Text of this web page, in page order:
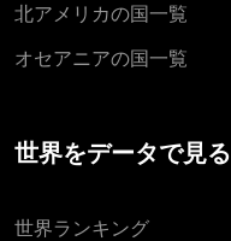
北アメリカの国一覧
オセアニアの国一覧
世界をデータで見る
世界ランキング